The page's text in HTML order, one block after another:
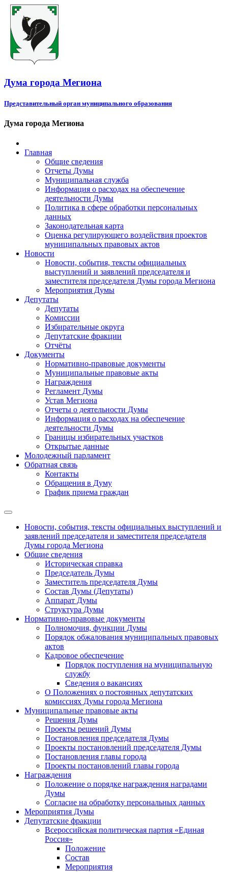
Дума города Мегиона
Представительный орган муниципального образования
Дума города Мегиона
Главная
Общие сведения
Отчеты Думы
Муниципальная служба
Информация о расходах на обеспечение
деятельности Думы
Политика в сфере обработки персональных
данных
Законодательная карта
Оценка регулирующего воздействия проектов
муниципальных правовых актов
Новости
Новости, события, тексты официальных
выступлений и заявлений председателя и
заместителя председателя Думы города Мегиона
Мероприятия Думы
Депутаты
Депутаты
Комиссии
Избирательные округа
Депутатские фракции
Отчёты
Документы
Нормативно-правовые документы
Муниципальные правовые акты
Награждения
Регламент Думы
Устав Мегиона
Отчеты о деятельности Думы
Информация о расходах на обеспечение
деятельности Думы
Границы избирательных участков
Открытые данные
Молодежный парламент
Обратная связь
Контакты
Обращения в Думу
График приема граждан
Новости, события, тексты официальных выступлений и
заявлений председателя и заместителя председателя
Думы города Мегиона
Общие сведения
Историческая справка
Председатель Думы
Заместитель председателя Думы
Состав Думы (Депутаты)
Аппарат Думы
Структура Думы
Нормативно-правовые документы
Полномочия, функции Думы
Порядок обжалования муниципальных правовых
актов
Кадровое обеспечение
Порядок поступления на муниципальную
службу
Сведения о вакансиях
О Положениях о постоянных депутатских
комиссиях Думы города Мегиона
Муниципальные правовые акты
Решения Думы
Проекты решений Думы
Постановления председателя Думы
Проекты постановлений председателя Думы
Постановления главы города
Проекты постановлений главы города
Награждения
Положение о порядке награждения наградами
Думы
Согласие на обработку персональных данных
Мероприятия Думы
Депутатские фракции
Всероссийская политическая партия «Единая
Россия»
Положение
Состав
Мероприятия